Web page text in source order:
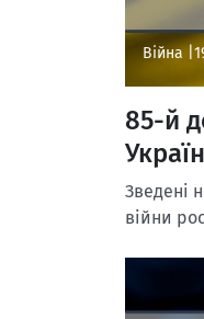
Війна |
85-й
Зведені
війни